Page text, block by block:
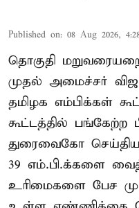
Published on: 08 Aug 2026,
தொகுதி
முதல் அமைச்சர்
தமிழக எம்பிக்கள்
கூட்டத்தில் பங்கேற்ற
துரைவைகோ
39 எம்.பி.க்களை
உரிமைகளை பேச